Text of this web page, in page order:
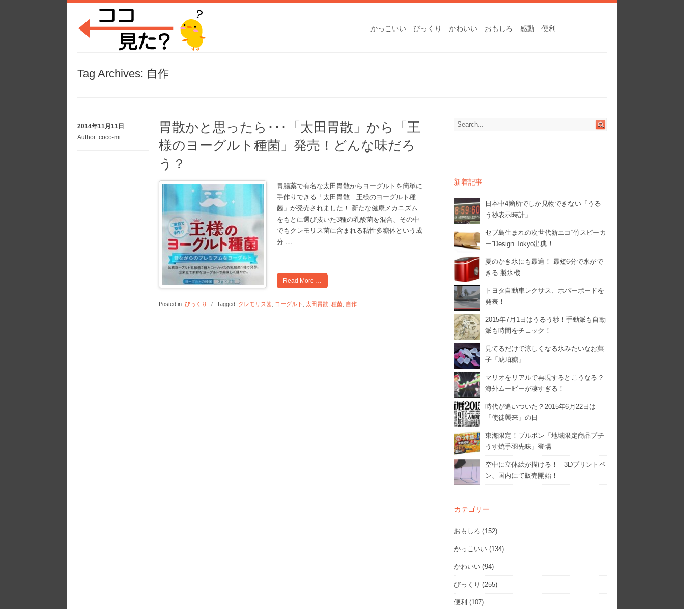
かっこいい びっくり かわいい おもしろ 感動 便利
Tag Archives: 自作
2014年11月11日
Author: coco-mi
胃散かと思ったら･･･「太田胃散」から「王
様のヨーグルト種菌」発売！どんな味だろ
う？
胃腸薬で有名な太田胃散からヨーグルトを簡単に
手作りできる「太田胃散 王様のヨーグルト種
菌」が発売されました！ 新たな健康メカニズム
をもとに選び抜いた3種の乳酸菌を混合、その中
でもクレモリス菌に含まれる粘性多糖体という成
分 …
Read More …
Posted in: びっくり / Tagged: クレモリス菌 ヨーグルト 太田胃散 種菌 自作
新着記事
日本中4箇所でしか見物できない「うる
う秒表示時計」
セブ島生まれの次世代新エコ“竹スピーカ
ー”Design Tokyo出典！
夏のかき氷にも最適！ 最短6分で氷がで
きる 製氷機
トヨタ自動車レクサス、ホバーボードを
発表！
2015年7月1日はうるう秒！手動派も自動
派も時間をチェック！
見てるだけで涼しくなる氷みたいなお菓
子「琥珀糖」
マリオをリアルで再現するとこうなる？
海外ムービーが凄すぎる！
時代が追いついた？2015年6月22日は
「使徒襲来」の日
東海限定！ブルボン「地域限定商品プチ
うす焼手羽先味」登場
空中に立体絵が描ける！ 3Dプリントペ
ン、国内にて販売開始！
カテゴリー
おもしろ (152)
かっこいい (134)
かわいい (94)
びっくり (255)
便利 (107)